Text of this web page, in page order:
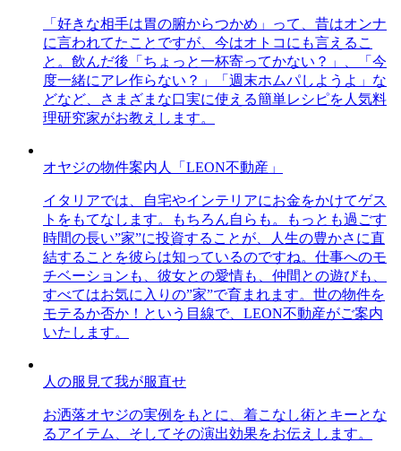
「好きな相手は胃の腑からつかめ」って、昔はオンナ
に言われてたことですが、今はオトコにも言えるこ
と。飲んだ後「ちょっと一杯寄ってかない？」、「今
度一緒にアレ作らない？」「週末ホムパしようよ」な
どなど、さまざまな口実に使える簡単レシピを人気料
理研究家がお教えします。
オヤジの物件案内人「LEON不動産」
イタリアでは、自宅やインテリアにお金をかけてゲス
トをもてなします。もちろん自らも。もっとも過ごす
時間の長い”家”に投資することが、人生の豊かさに直
結することを彼らは知っているのですね。仕事へのモ
チベーションも、彼女との愛情も、仲間との遊びも、
すべてはお気に入りの”家”で育まれます。世の物件を
モテるか否か！という目線で、LEON不動産がご案内
いたします。
人の服見て我が服直せ
お洒落オヤジの実例をもとに、着こなし術とキーとな
るアイテム、そしてその演出効果をお伝えします。